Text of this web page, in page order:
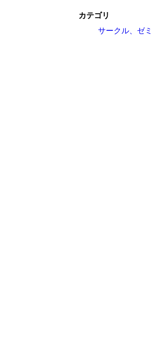
カテゴリ
サークル、ゼミ